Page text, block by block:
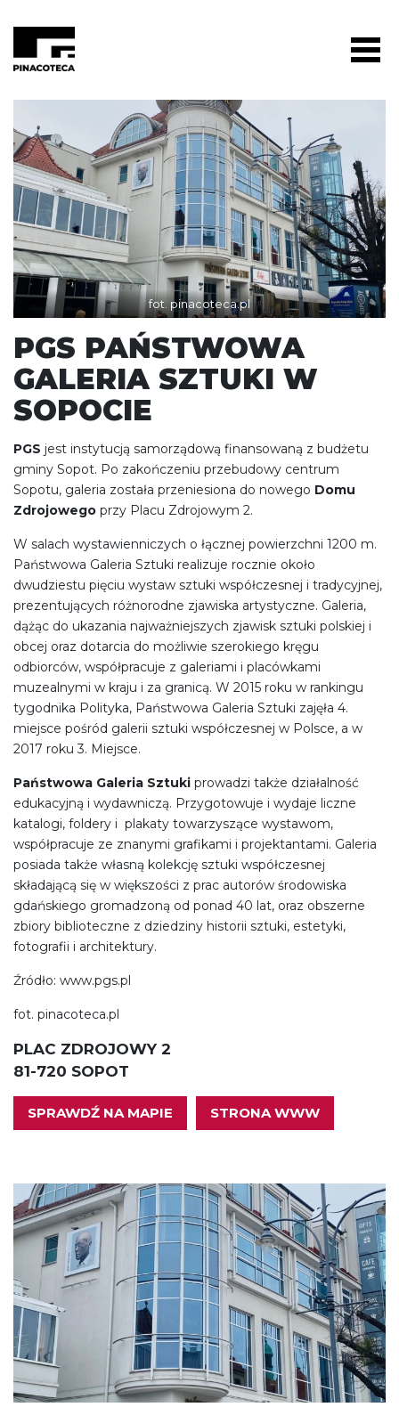
fot. pinacoteca.pl
PGS PAŃSTWOWA
GALERIA SZTUKI W
SOPOCIE
PGS jest instytucją samorządową finansowaną z budżetu
gminy Sopot. Po zakończeniu przebudowy centrum
Sopotu, galeria została przeniesiona do nowego Domu
Zdrojowego przy Placu Zdrojowym 2.
W salach wystawienniczych o łącznej powierzchni 1200 m.
Państwowa Galeria Sztuki realizuje rocznie około
dwudziestu pięciu wystaw sztuki współczesnej i tradycyjnej,
prezentujących różnorodne zjawiska artystyczne. Galeria,
dążąc do ukazania najważniejszych zjawisk sztuki polskiej i
obcej oraz dotarcia do możliwie szerokiego kręgu
odbiorców, współpracuje z galeriami i placówkami
muzealnymi w kraju i za granicą. W 2015 roku w rankingu
tygodnika Polityka, Państwowa Galeria Sztuki zajęła 4.
miejsce pośród galerii sztuki współczesnej w Polsce, a w
2017 roku 3. Miejsce.
Państwowa Galeria Sztuki prowadzi także działalność
edukacyjną i wydawniczą. Przygotowuje i wydaje liczne
katalogi, foldery i plakaty towarzyszące wystawom,
współpracuje ze znanymi grafikami i projektantami. Galeria
posiada także własną kolekcję sztuki współczesnej
składającą się w większości z prac autorów środowiska
gdańskiego gromadzoną od ponad 40 lat, oraz obszerne
zbiory biblioteczne z dziedziny historii sztuki, estetyki,
fotografii i architektury.
Źródło: www.pgs.pl
fot. pinacoteca.pl
PLAC ZDROJOWY 2
81-720 SOPOT
SPRAWDŹ NA MAPIE STRONA WWW